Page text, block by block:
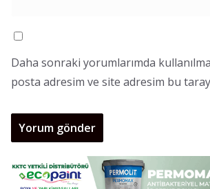
Daha sonraki yorumlarımda
posta adresim ve site adresim bu